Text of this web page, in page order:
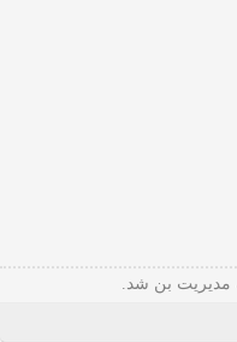
مدیریت بن شد.